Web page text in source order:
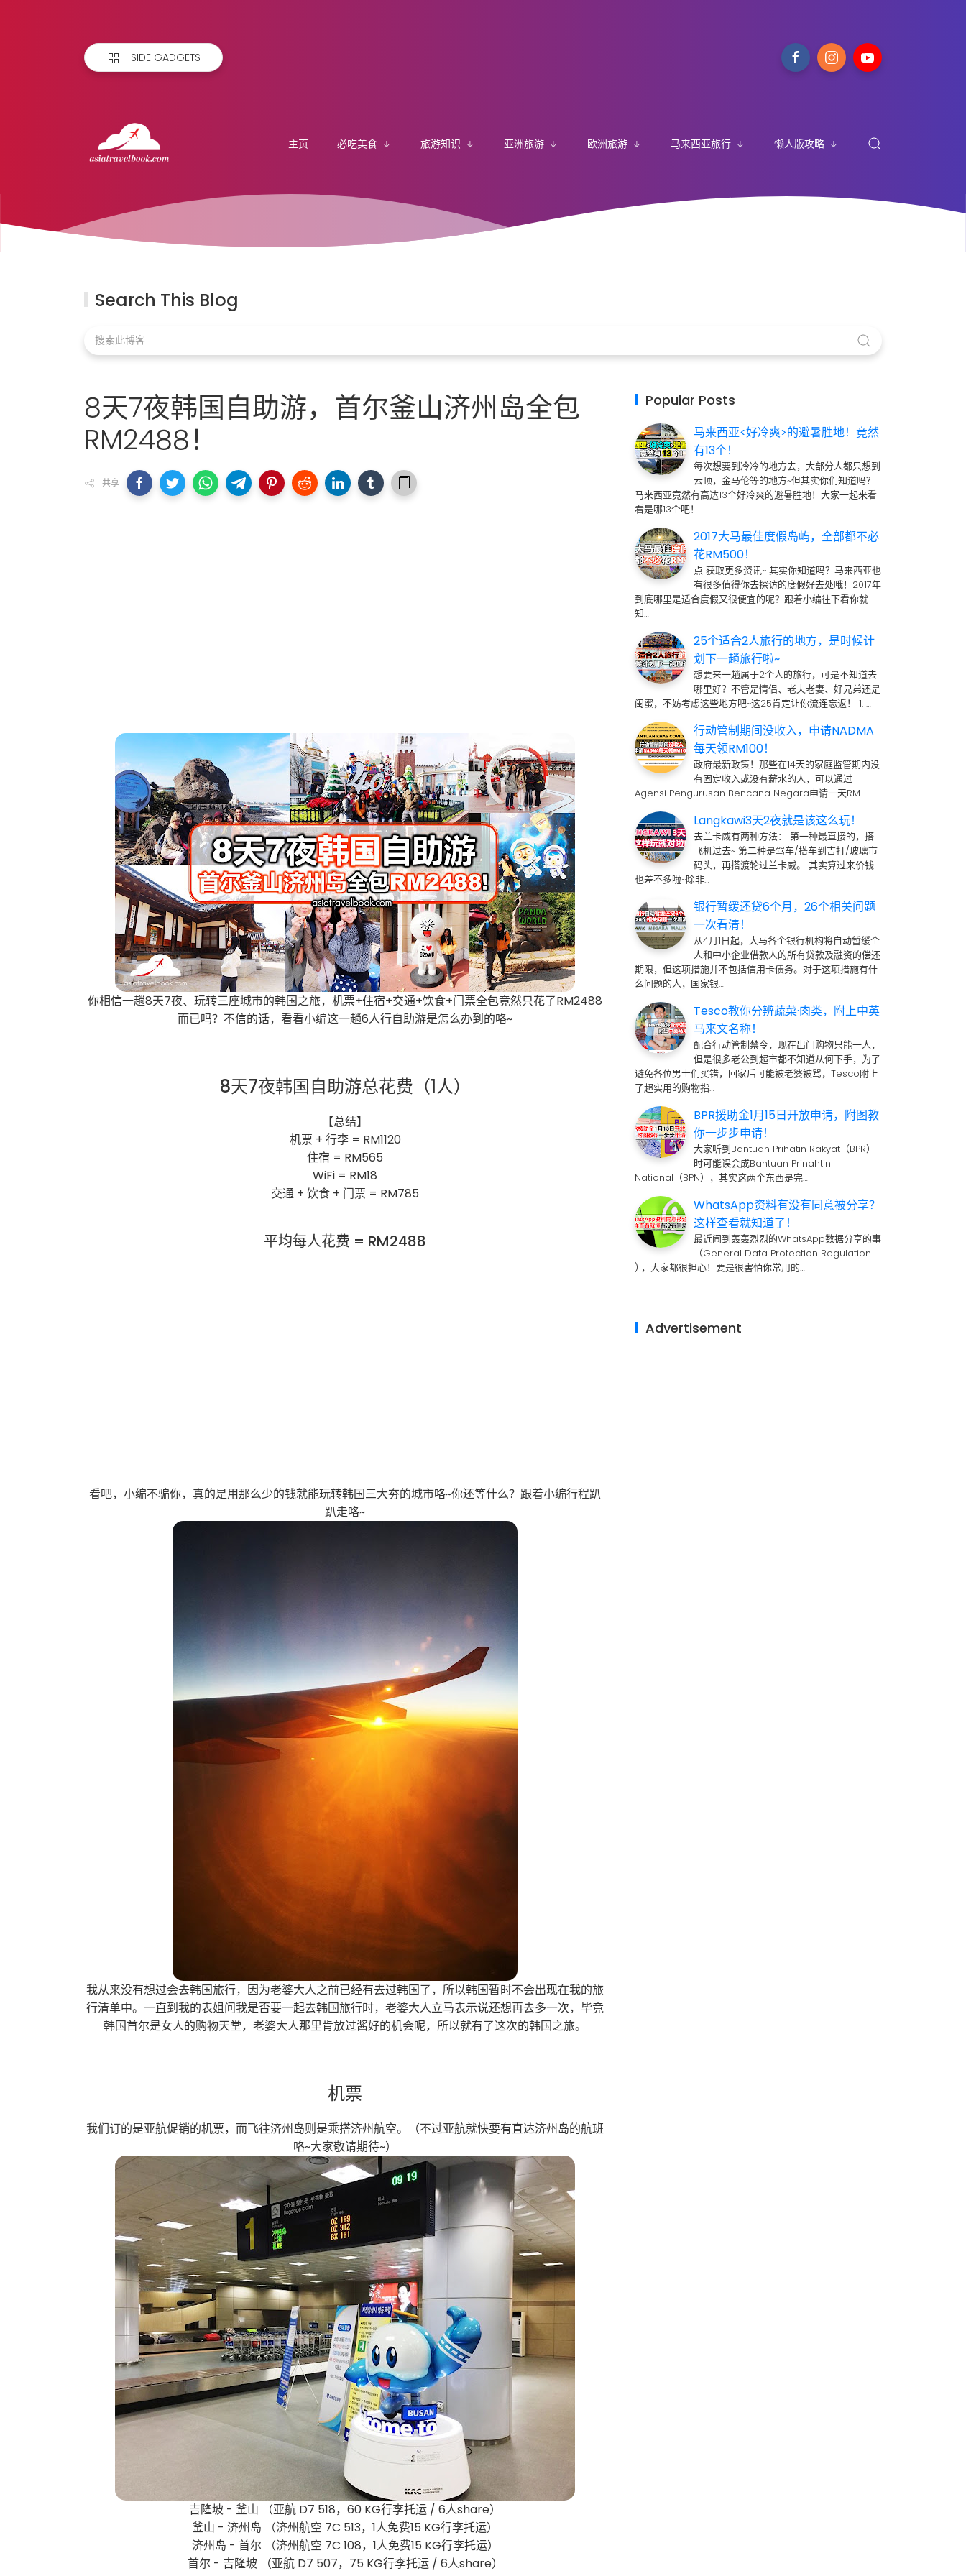
SIDE GADGETS
主页 必吃美食 旅游知识 亚洲旅游 欧洲旅游 马来西亚旅行 懒人版攻略
Search This Blog
8天7夜韩国自助游，首尔釜山济州岛全包
RM2488！
共享
你相信一趟8天7夜、玩转三座城市的韩国之旅，机票+住宿+交通+饮食+门票全包竟然只花了RM2488
而已吗？不信的话，看看小编这一趟6人行自助游是怎么办到的咯~
8天7夜韩国自助游总花费（1人）
【总结】
机票 + 行李 = RM1120
住宿 = RM565
WiFi = RM18
交通 + 饮食 + 门票 = RM785
平均每人花费 = RM2488
看吧，小编不骗你，真的是用那么少的钱就能玩转韩国三大夯的城市咯~你还等什么？跟着小编行程趴
趴走咯~
我从来没有想过会去韩国旅行，因为老婆大人之前已经有去过韩国了，所以韩国暂时不会出现在我的旅
行清单中。一直到我的表姐问我是否要一起去韩国旅行时，老婆大人立马表示说还想再去多一次，毕竟
韩国首尔是女人的购物天堂，老婆大人那里肯放过酱好的机会呢，所以就有了这次的韩国之旅。
机票
我们订的是亚航促销的机票，而飞往济州岛则是乘搭济州航空。（不过亚航就快要有直达济州岛的航班
咯~大家敬请期待~）
吉隆坡 - 釜山 （亚航 D7 518，60 KG行李托运 / 6人share）
釜山 - 济州岛 （济州航空 7C 513，1人免费15 KG行李托运）
济州岛 - 首尔 （济州航空 7C 108，1人免费15 KG行李托运）
首尔 - 吉隆坡 （亚航 D7 507，75 KG行李托运 / 6人share）
Popular Posts
马来西亚<好冷爽>的避暑胜地！竟然
有13个！
每次想要到冷冷的地方去，大部分人都只想到
云顶，金马伦等的地方~但其实你们知道吗？
马来西亚竟然有高达13个好冷爽的避暑胜地！大家一起来看
看是哪13个吧！ …
2017大马最佳度假岛屿，全部都不必
花RM500！
点 获取更多资讯~ 其实你知道吗？马来西亚也
有很多值得你去探访的度假好去处哦！2017年
到底哪里是适合度假又很便宜的呢？跟着小编往下看你就
知…
25个适合2人旅行的地方，是时候计
划下一趟旅行啦~
想要来一趟属于2个人的旅行，可是不知道去
哪里好？不管是情侣、老夫老妻、好兄弟还是
闺蜜，不妨考虑这些地方吧~这25肯定让你流连忘返！ 1. …
行动管制期间没收入，申请NADMA
每天领RM100！
政府最新政策！那些在14天的家庭监管期内没
有固定收入或没有薪水的人，可以通过
Agensi Pengurusan Bencana Negara申请一天RM…
Langkawi3天2夜就是该这么玩！
去兰卡威有两种方法： 第一种最直接的，搭
飞机过去~ 第二种是驾车/搭车到吉打/玻璃市
码头，再搭渡轮过兰卡威。 其实算过来价钱
也差不多啦~除非…
银行暂缓还贷6个月，26个相关问题
一次看清！
从4月1日起，大马各个银行机构将自动暂缓个
人和中小企业借款人的所有贷款及融资的偿还
期限，但这项措施并不包括信用卡债务。对于这项措施有什
么问题的人，国家银…
Tesco教你分辨蔬菜·肉类，附上中英
马来文名称！
配合行动管制禁令，现在出门购物只能一人，
但是很多老公到超市都不知道从何下手，为了
避免各位男士们买错，回家后可能被老婆被骂，Tesco附上
了超实用的购物指…
BPR援助金1月15日开放申请，附图教
你一步步申请！
大家听到Bantuan Prihatin Rakyat（BPR）
时可能误会成Bantuan Prinahtin
National（BPN），其实这两个东西是完…
WhatsApp资料有没有同意被分享？
这样查看就知道了！
最近闹到轰轰烈烈的WhatsApp数据分享的事
（General Data Protection Regulation
) ，大家都很担心！要是很害怕你常用的…
Advertisement